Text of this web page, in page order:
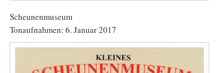
Scheunenmuseum
Tonaufnahmen: 6. Januar 2017
Video-
Player